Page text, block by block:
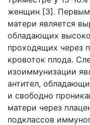
женщин [3]. Первым
матери является
обладающих
проходящих через
кровоток плода.
изоиммунизации
антител,
и свободно
матери через
подклассов